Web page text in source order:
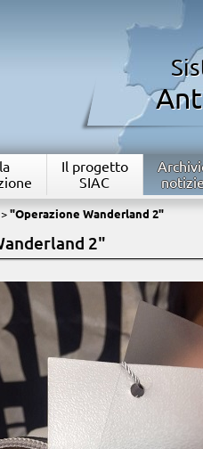
Il progetto
SIAC
"Operazione Wanderland 2"
2"